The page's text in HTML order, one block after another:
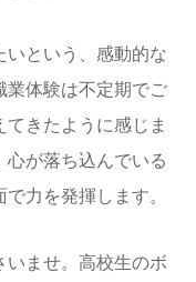
いという、感動的な
業体験は不定期でご
きたように感じま
が落ち込んでいる
力を発揮します。
いませ。高校生のボ